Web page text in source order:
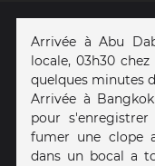
Arrivée à Abu
locale, 03h30
quelques minutes
Arrivée à
pour
fumer une clope
dans un bocal a